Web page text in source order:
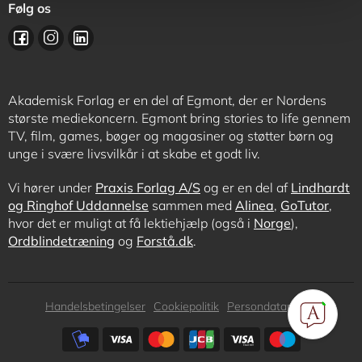
Følg os
Akademisk Forlag er en del af Egmont, der er Nordens
største mediekoncern. Egmont bring stories to life gennem
TV, film, games, bøger og magasiner og støtter børn og
unge i svære livsvilkår i at skabe et godt liv.
Vi hører under Praxis Forlag A/S og er en del af Lindhardt
og Ringhof Uddannelse sammen med Alinea, GoTutor,
hvor det er muligt at få lektiehjælp (også i Norge),
Ordblindetræning og Forstå.dk.
Subfooter
Handelsbetingelser Cookiepolitik
Persondatapolitik
Subfooter
payment